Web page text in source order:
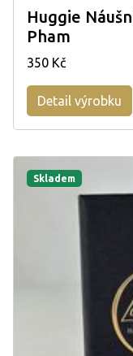
Huggie
Pham
350 Kč
Detail výrobku
Skladem